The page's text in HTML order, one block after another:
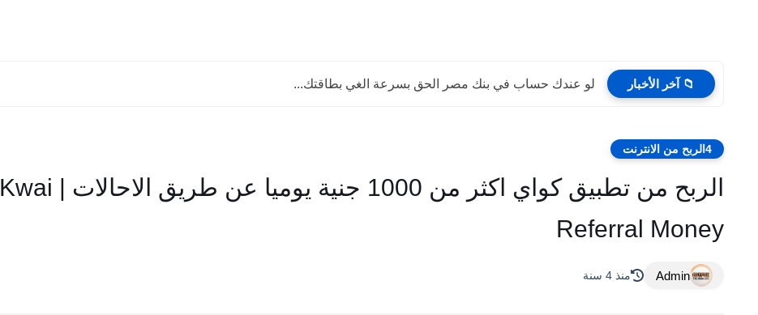
📁 آخر الأخبار لو عندك حساب في بنك مصر الحق بسرعة الغي بطاقتك...
4الربح من الانترنت
الربح من تطبيق كواي اكثر من 1000 جنية يوميا عن طريق الاحالات | Kwai
Referral Money
Admin منذ 4 سنة